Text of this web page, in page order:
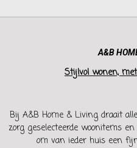
A&B
Stijlvol wonen,
Bij A&B Home & Living draait
zorg geselecteerde woonitems
om van ieder huis een